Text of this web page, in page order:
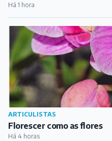
CIDADE
Barbacena promove
José Teixeira
Há 16 horas